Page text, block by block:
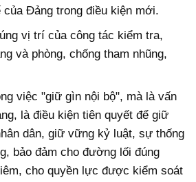
Đảng trong điều kiện mới.
vị trí của công tác kiểm tra,
và phòng, chống tham nhũng,
việc "giữ gìn nội bộ", mà là vấn
là điều kiện tiên quyết để giữ
dân, giữ vững kỷ luật, sự thống
bảo đảm cho đường lối đúng
cho quyền lực được kiểm soát